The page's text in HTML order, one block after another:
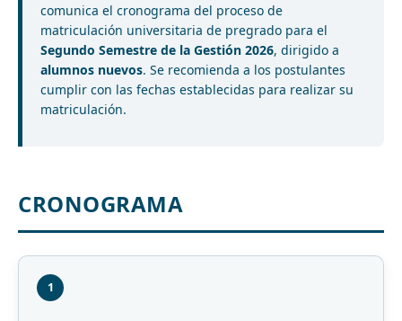
comunica el cronograma del proceso de
matriculación universitaria de pregrado para el
Segundo Semestre de la Gestión 2026, dirigido a
alumnos nuevos. Se recomienda a los postulantes
cumplir con las fechas establecidas para realizar su
matriculación.
CRONOGRAMA
1